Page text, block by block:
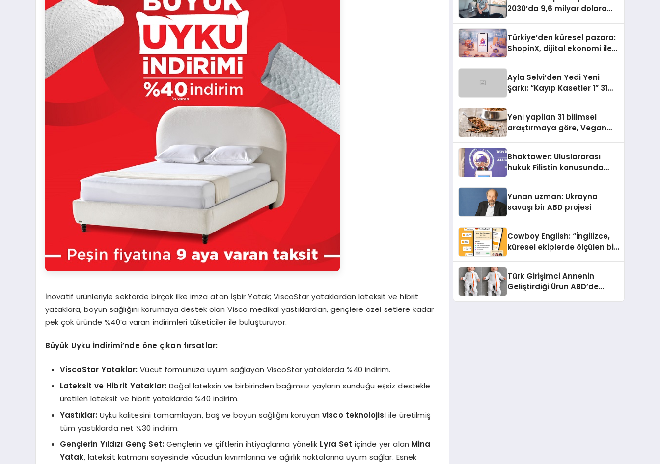
İnovatif ürünleriyle sektörde birçok ilke imza atan İşbir Yatak; ViscoStar yataklardan lateksit ve hibrit
yataklara, boyun sağlığını korumaya destek olan Visco medikal yastıklardan, gençlere özel setlere kadar
pek çok üründe %40’a varan indirimleri tüketiciler ile buluşturuyor.
Büyük Uyku İndirimi’nde öne çıkan fırsatlar:
ViscoStar Yataklar: Vücut formunuza uyum sağlayan ViscoStar yataklarda %40 indirim.
Lateksit ve Hibrit Yataklar: Doğal lateksin ve birbirinden bağımsız yayların sunduğu eşsiz destekle
üretilen lateksit ve hibrit yataklarda %40 indirim.
Yastıklar: Uyku kalitesini tamamlayan, baş ve boyun sağlığını koruyan visco teknolojisi ile üretilmiş
tüm yastıklarda net %30 indirim.
Gençlerin Yıldızı Genç Set: Gençlerin ve çiftlerin ihtiyaçlarına yönelik Lyra Set içinde yer alan Mina
Yatak, lateksit katmanı sayesinde vücudun kıvrımlarına ve ağırlık noktalarına uyum sağlar. Esnek
2030’da 9,6 milyar dolara
Türkiye’den küresel pazara:
ShopinX, dijital ekonomi ile
Ayla Selvi’den Yedi Yeni
Şarkı: “Kayıp Kasetler 1” 31
Yeni yapilan 31 bilimsel
araştırmaya göre, Vegan
Sindirildiğini Ortaya Koydu
Bhaktawer: Uluslararası
hukuk Filistin konusunda
Yunan uzman: Ukrayna
savaşı bir ABD projesi
Cowboy English: “İngilizce,
küresel ekiplerde ölçülen bir
Türk Girişimci Annenin
Geliştirdiği Ürün ABD’de